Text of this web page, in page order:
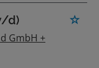
d)
GmbH +